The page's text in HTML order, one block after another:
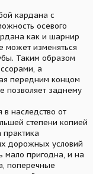
кардана с
осевого
как и шарнир
может изменяться
Таким образом
а
передним концом
позволяет заднему
наследство от
степени копией
дорожных условий
мало пригодна, и на
поперечные